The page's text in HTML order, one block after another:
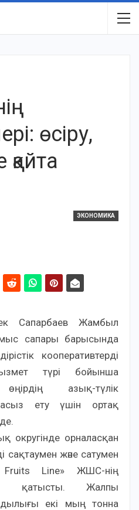
өсіру,
қайта
ЭКОНОМИКА
Сапарбаев Жамбыл
сапары барысында
кооперативтерді
түрі бойынша
өңірдің азық-түлік
ету үшін ортақ
округінде орналасқан
сақтаумен және сатумен
Fruits Line» ЖШС-нің
қатысты. Жалпы
екі мың тонна